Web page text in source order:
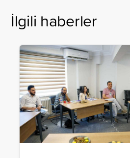
İlgili haberler